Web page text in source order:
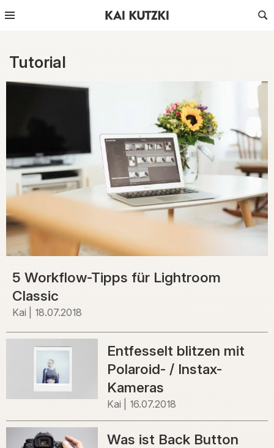
Tutorial
5 Workflow-Tipps für Lightroom
Classic
Kai 18.07.2018
Entfesselt blitzen mit
Polaroid- / Instax-
Kameras
Kai 16.07.2018
Was ist Back Button